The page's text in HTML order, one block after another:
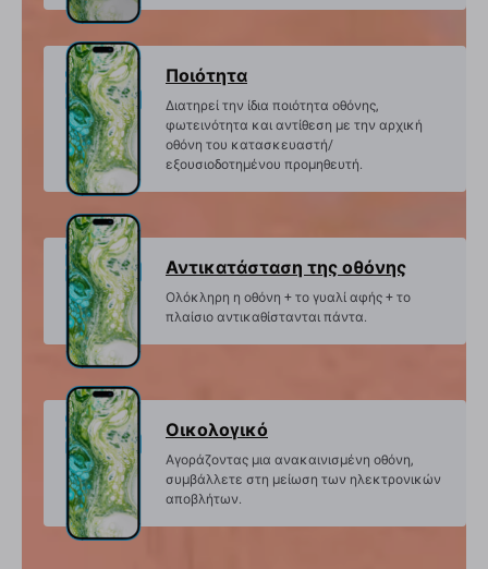
Ποιότητα
Διατηρεί την ίδια ποιότητα οθόνης,
φωτεινότητα και αντίθεση με την αρχική
οθόνη του κατασκευαστή/
εξουσιοδοτημένου προμηθευτή.
Αντικατάσταση της οθόνης
Ολόκληρη η οθόνη + το γυαλί αφής + το
πλαίσιο αντικαθίστανται πάντα.
Οικολογικό
Αγοράζοντας μια ανακαινισμένη οθόνη,
συμβάλλετε στη μείωση των ηλεκτρονικών
αποβλήτων.